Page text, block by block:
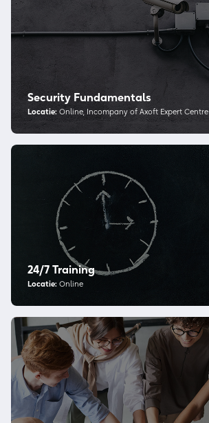
Security Fundamentals
Locatie: Online, Incompany of Axoft Expert Centre
24/7 Training
Locatie: Online